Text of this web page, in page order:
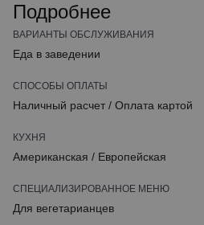
Подробнее
ВАРИАНТЫ ОБСЛУЖИВАНИЯ
Еда в заведении
СПОСОБЫ ОПЛАТЫ
Наличный расчет / Оплата картой
КУХНЯ
Американская / Европейская
СПЕЦИАЛИЗИРОВАННОЕ МЕНЮ
Для вегетарианцев